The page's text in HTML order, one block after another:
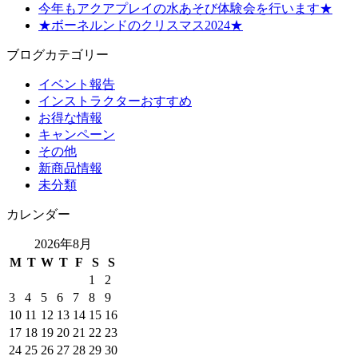
今年もアクアプレイの水あそび体験会を行います★
★ボーネルンドのクリスマス2024★
ブログカテゴリー
イベント報告
インストラクターおすすめ
お得な情報
キャンペーン
その他
新商品情報
未分類
カレンダー
2026年8月
M T W T F S
S
1
2
3
4 5 6 7 8
9
10 11 12 13 14 15 16
17 18 19 20 21 22 23
24 25 26 27 28 29 30